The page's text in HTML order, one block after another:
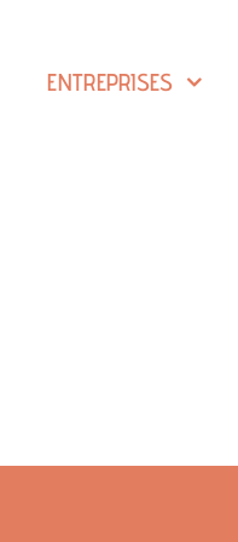
ENTREPRISES